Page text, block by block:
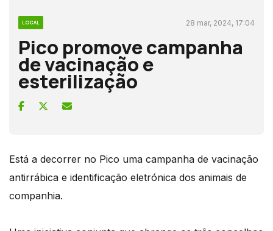
LOCAL 28 mar, 2024, 17:04
Pico promove campanha
de vacinação e
esterilização
Está a decorrer no Pico uma campanha de vacinação
antirrábica e identificação eletrónica dos animais de
companhia.